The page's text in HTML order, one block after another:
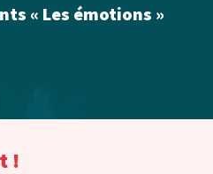
« Les émotions »
!